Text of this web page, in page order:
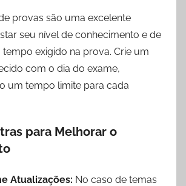
provas são uma excelente
seu nível de conhecimento e de
exigido na prova. Crie um
com o dia do exame,
um tempo limite para cada
para Melhorar o
Atualizações: No caso de temas